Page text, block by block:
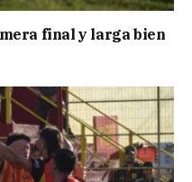
final y larga bien